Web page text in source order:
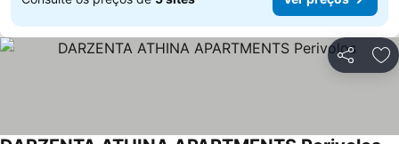
Partilhar